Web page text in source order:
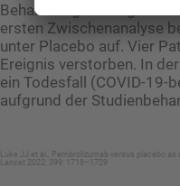
Behandlungsbedingte
ersten Zwischenanalyse
unter Placebo auf. Vier
Ereignis verstorben. In
ein Todesfall (COVID-19-
aufgrund der
Luke JJ et al., Pembrolizumab versus placebo as
Lancet 2022; 399: 1718–1729